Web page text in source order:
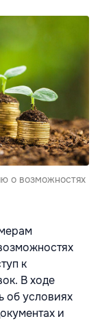
о возможностях
к
В ходе
об условиях
и